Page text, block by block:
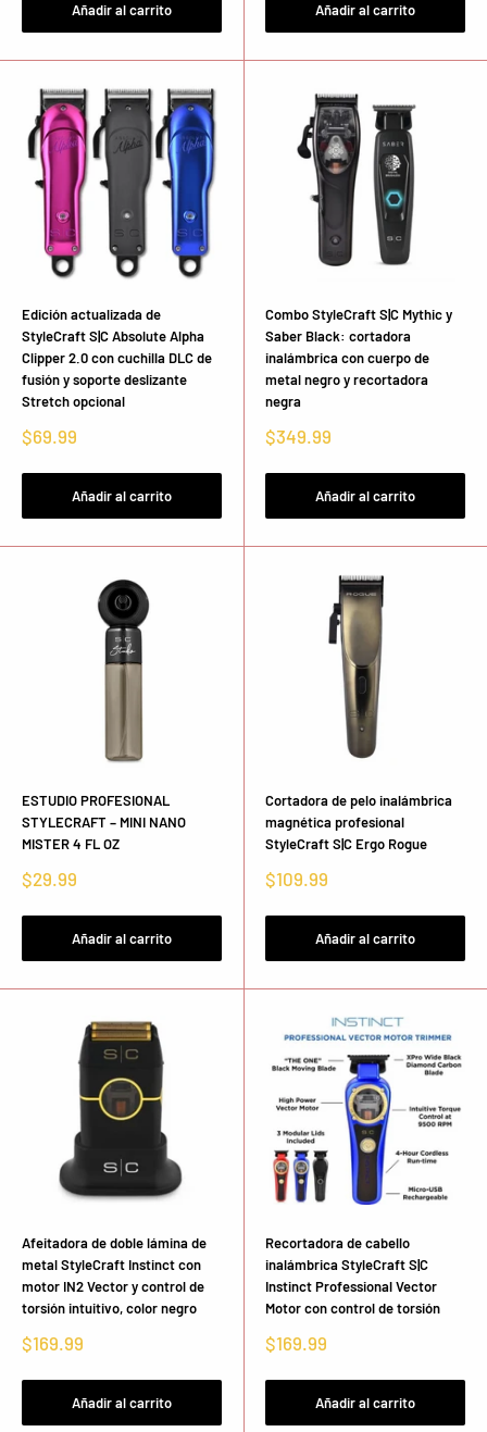
Añadir al carrito Añadir al carrito
Edición actualizada de
StyleCraft S|C Absolute Alpha
Clipper 2.0 con cuchilla DLC de
fusión y soporte deslizante
Stretch opcional
Precio
venta
$69.99
Añadir al carrito
Combo StyleCraft S|C Mythic y
Saber Black: cortadora
inalámbrica con cuerpo de
metal negro y recortadora
negra
Precio
venta
$349.99
Añadir al carrito
ESTUDIO PROFESIONAL
STYLECRAFT – MINI NANO
MISTER 4 FL OZ
Precio
venta
$29.99
Añadir al carrito
Cortadora de pelo inalámbrica
magnética profesional
StyleCraft S|C Ergo Rogue
Precio
venta
$109.99
Añadir al carrito
Afeitadora de doble lámina de
metal StyleCraft Instinct con
motor IN2 Vector y control de
torsión intuitivo, color negro
Precio
venta
$169.99
Añadir al carrito
Recortadora de cabello
inalámbrica StyleCraft S|C
Instinct Professional Vector
Motor con control de torsión
Precio
venta
$169.99
Añadir al carrito